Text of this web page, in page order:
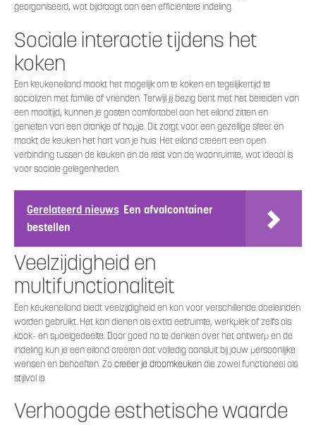
georganiseerd, wat bijdraagt aan een efficiëntere indeling.
Sociale interactie tijdens het
koken
Een keukeneiland maakt het mogelijk om te koken en tegelijkertijd te
socializen met familie of vrienden. Terwijl jij bezig bent met het bereiden van
een maaltijd, kunnen je gasten comfortabel aan het eiland zitten en
genieten van een drankje of hapje. Dit zorgt voor een gezellige sfeer en
maakt de keuken het hart van je huis. Het eiland creëert een open
verbinding tussen de keuken en de rest van de woonruimte, wat ideaal is
voor sociale gelegenheden.
Gerelateerd nieuws Een afvalcontainer
bestellen
Veelzijdigheid en
multifunctionaliteit
Een keukeneiland biedt veelzijdigheid en kan voor verschillende doeleinden
worden gebruikt. Het kan dienen als extra eetruimte, werkplek of zelfs als
kook- en spoelgedeelte. Door goed na te denken over het ontwerp en de
indeling kun je een eiland creëren dat volledig aansluit bij jouw persoonlijke
wensen en behoeften. Zocreëer je droomkeukendie zowel functioneel als
stijlvol is.
Verhoogde esthetische waarde